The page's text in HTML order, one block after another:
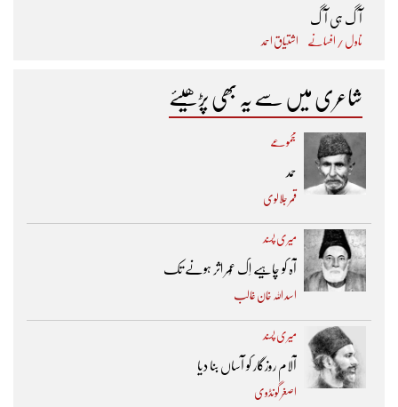
آگ ہی آگ
ناول / افسانے اشتیاق احمد
شاعری میں سے یہ بھی پڑھیئے
مجموعے
حمد
قمر جلالوی
میری پسند
آہ کو چاہیے اِک عُمر اثر ہونے تک ​
اسد اللہ خان غالب
میری پسند
آلام روزگار کو آساں بنا دیا
اصغر گونڈوی